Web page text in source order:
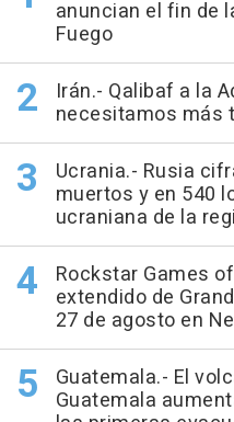
anuncian el fin de
Fuego
Irán.- Qalibaf a la
necesitamos más
Ucrania.- Rusia
muertos y en 540
ucraniana de la
Rockstar Games
extendido de
27 de agosto en
Guatemala.- El
Guatemala